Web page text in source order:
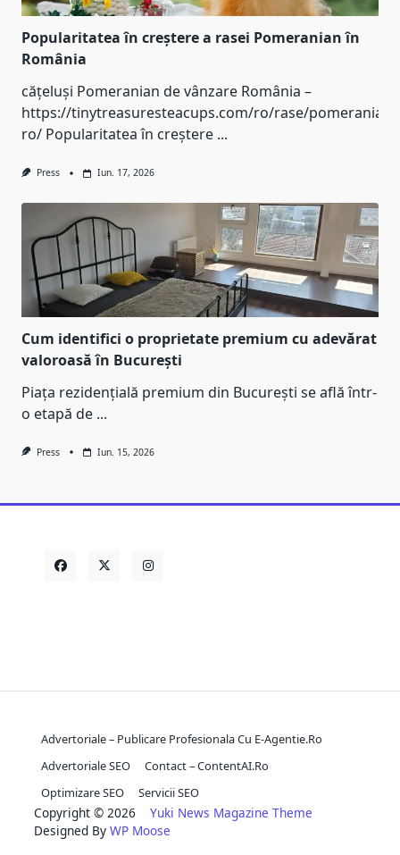
Popularitatea în creștere a rasei Pomeranian în
România
cățeluși Pomeranian de vânzare România –
https://tinytreasuresteacups.com/ro/rase/pomeranian-
ro/ Popularitatea în creștere ...
Press Iun. 17, 2026
Cum identifici o proprietate premium cu adevărat
valoroasă în București
Piața rezidențială premium din București se află într-
o etapă de ...
Press Iun. 15, 2026
Advertoriale – Publicare Profesionala Cu E-Agentie.ro
Advertoriale SEO
Contact – ContentAI.ro
Optimizare SEO
Servicii SEO
Copyright © 2026 Yuki News Magazine Theme
Designed By WP Moose